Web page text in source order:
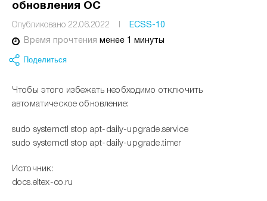
обновления ОС
Опубликовано 22.06.2022
ECSS-10
Время прочтения менее 1 минуты
Поделиться
Чтобы этого избежать необходимо отключить
автоматическое обновление:
sudo systemctl stop apt-daily-upgrade.service
sudo systemctl stop apt-daily-upgrade.timer
Источник:
docs.eltex-co.ru